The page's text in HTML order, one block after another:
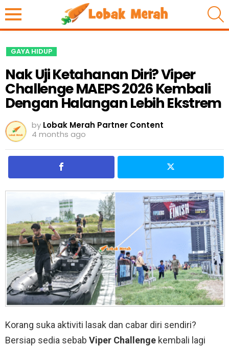
GAYA HIDUP
Nak Uji Ketahanan Diri? Viper
Challenge MAEPS 2026 Kembali
Dengan Halangan Lebih Ekstrem
by Lobak Merah Partner Content
4 months ago
Korang suka aktiviti lasak dan cabar diri sendiri?
Bersiap sedia sebab Viper Challenge kembali lagi